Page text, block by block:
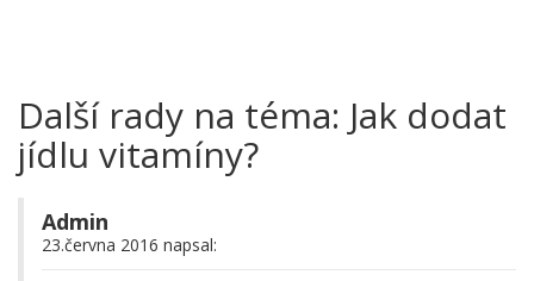
Další rady na téma: Jak dodat
jídlu vitamíny?
Admin
23.června 2016 napsal: